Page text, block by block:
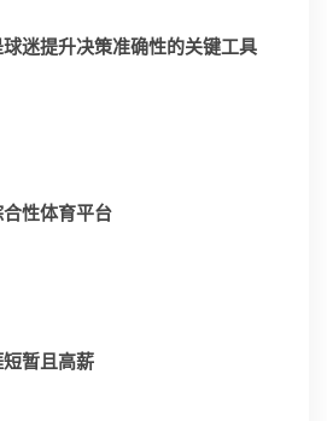
迷提升决策准确性的关键工具
性体育平台
暂且高薪